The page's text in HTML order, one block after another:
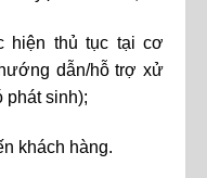
hiện thủ tục tại cơ
dẫn/hỗ trợ xử
phát sinh);
khách hàng.